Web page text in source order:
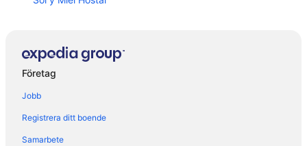
La Fonda Hotel
Apartamentos Benal Beach Group
Hotel Alay Puerto Marina - Adults Only
Recommended
Estival Torrequebrada
Företag
Jobb
Registrera ditt boende
Samarbete